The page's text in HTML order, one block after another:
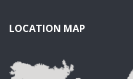
LOCATION MAP